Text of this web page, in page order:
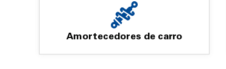
Amortecedores de carro